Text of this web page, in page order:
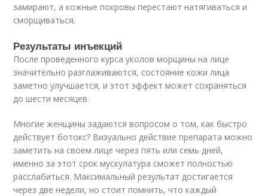
замирают, а кожные покровы перестают натягиваться и
сморщиваться.
Результаты инъекций
После проведенного курса уколов морщины на лице
значительно разглаживаются, состояние кожи лица
заметно улучшается, и этот эффект может сохраняться
до шести месяцев.
Многие женщины задаются вопросом о том, как быстро
действует ботокс? Визуально действие препарата можно
заметить на своем лице через пять или семь дней,
именно за этот срок мускулатура сможет полностью
расслабиться. Максимальный результат достигается
через две недели, но стоит помнить, что каждый